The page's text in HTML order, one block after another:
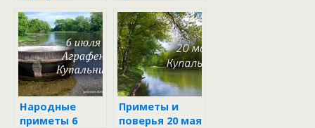
Народные
приметы 6
Приметы и
поверья 20 мая